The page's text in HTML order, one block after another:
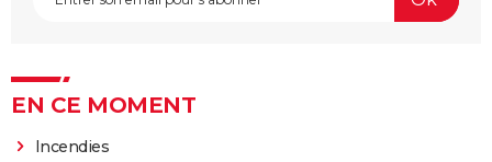
EN CE MOMENT
Incendies